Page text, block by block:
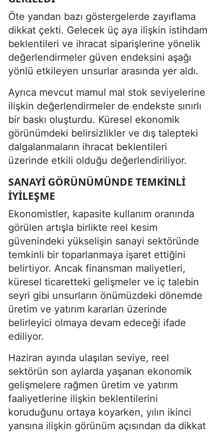
Öte yandan bazı göstergelerde zayıflama
dikkat çekti. Gelecek üç aya ilişkin istihdam
beklentileri ve ihracat siparişlerine yönelik
değerlendirmeler güven endeksini aşağı
yönlü etkileyen unsurlar arasında yer aldı.
Ayrıca mevcut mamul mal stok seviyelerine
ilişkin değerlendirmeler de endekste sınırlı
bir baskı oluşturdu. Küresel ekonomik
görünümdeki belirsizlikler ve dış talepteki
dalgalanmaların ihracat beklentileri
üzerinde etkili olduğu değerlendiriliyor.
SANAYI GÖRÜNÜMÜNDE TEMKINLI
IYILEŞME
Ekonomistler, kapasite kullanım oranında
görülen artışla birlikte reel kesim
güvenindeki yükselişin sanayi sektöründe
temkinli bir toparlanmaya işaret ettiğini
belirtiyor. Ancak finansman maliyetleri,
küresel ticaretteki gelişmeler ve iç talebin
seyri gibi unsurların önümüzdeki dönemde
üretim ve yatırım kararları üzerinde
belirleyici olmaya devam edeceği ifade
ediliyor.
Haziran ayında ulaşılan seviye, reel
sektörün son aylarda yaşanan ekonomik
gelişmelere rağmen üretim ve yatırım
faaliyetlerine ilişkin beklentilerini
koruduğunu ortaya koyarken, yılın ikinci
yarısına ilişkin görünüm açısından da dikkat